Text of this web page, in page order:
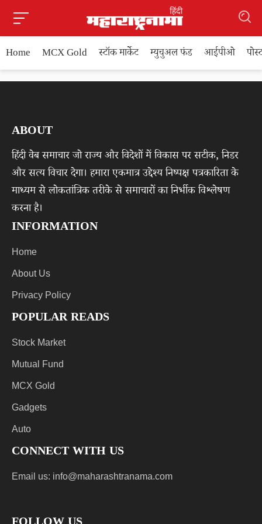
Home MCX Gold स्टॉक मार्केट म्युचुअल फंड आईपीओ
ABOUT
हिंदी वेब समाचार जो राज्य और विदेशों में विकास पर सटीक, निडर
और सत्य विचार देगा। हमारा एकमात्र उद्देश्य निष्पक्ष पत्रकारिता के
माध्यम से लोकतांत्रिक तरीके से समाचारों का निर्भीक विश्लेषण
करना है।
INFORMATION
Home
About Us
Privacy Policy
POPULAR READS
Stock Market
Mutual Fund
MCX Gold
Gadgets
Auto
CONNECT WITH US
Email us: info@maharashtranama.com